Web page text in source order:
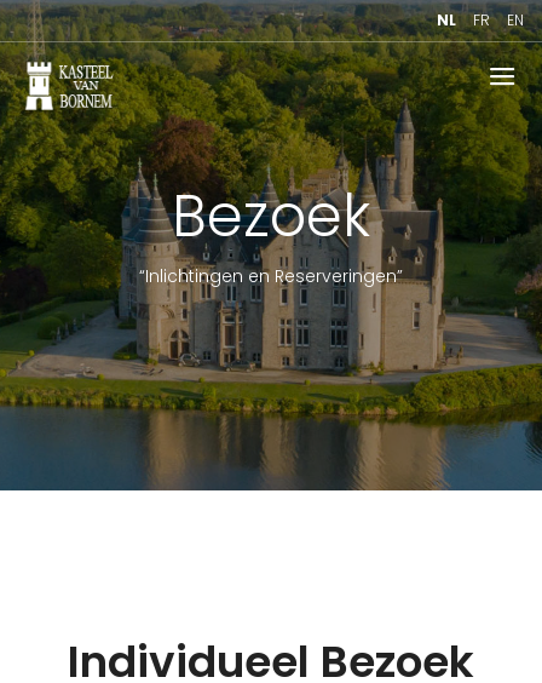
NL FR EN
Bezoek
“Inlichtingen en Reserveringen”
Individueel Bezoek